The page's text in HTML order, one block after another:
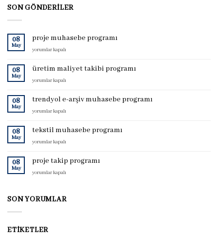
SON GÖNDERILER
08
May
proje muhasebe programı
proje
programı
yorumlar kapalı
08
May
üretim maliyet takibi programı
üretim
takibi
programı
için
yorumlar kapalı
08
May
trendyol e-arşiv muhasebe programı
trendyol
arşiv
programı
yorumlar kapalı
08
May
tekstil muhasebe programı
tekstil
programı
için
yorumlar kapalı
08
May
proje takip programı
proje
için
yorumlar kapalı
SON YORUMLAR
ETIKETLER